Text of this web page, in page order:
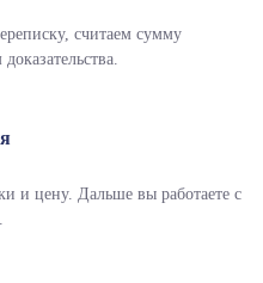
считаем сумму
и цену. Дальше вы работаете с